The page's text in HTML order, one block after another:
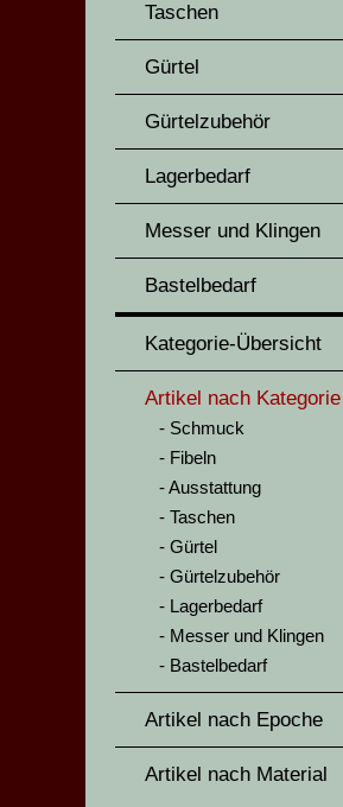
Taschen
Gürtel
Gürtelzubehör
Lagerbedarf
Messer und Klingen
Bastelbedarf
Kategorie-Übersicht
Artikel nach Kategorie
Schmuck
Fibeln
Ausstattung
Taschen
Gürtel
Gürtelzubehör
Lagerbedarf
Messer und Klingen
Bastelbedarf
Artikel nach Epoche
Artikel nach Material